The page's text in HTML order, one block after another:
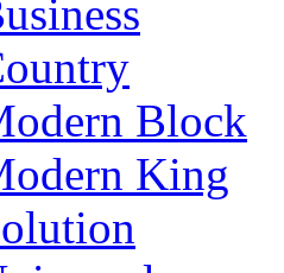
Block
King